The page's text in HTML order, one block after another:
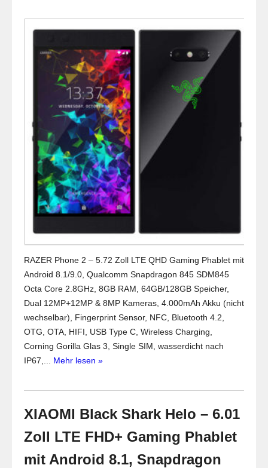
RAZER Phone 2 – 5.72 Zoll LTE QHD Gaming Phablet mit
Android 8.1/9.0, Qualcomm Snapdragon 845 SDM845
Octa Core 2.8GHz, 8GB RAM, 64GB/128GB Speicher,
Dual 12MP+12MP & 8MP Kameras, 4.000mAh Akku (nicht
wechselbar), Fingerprint Sensor, NFC, Bluetooth 4.2,
OTG, OTA, HIFI, USB Type C, Wireless Charging,
Corning Gorilla Glas 3, Single SIM, wasserdicht nach
IP67,... Mehr lesen »
XIAOMI Black Shark Helo – 6.01
Zoll LTE FHD+ Gaming Phablet
mit Android 8.1, Snapdragon